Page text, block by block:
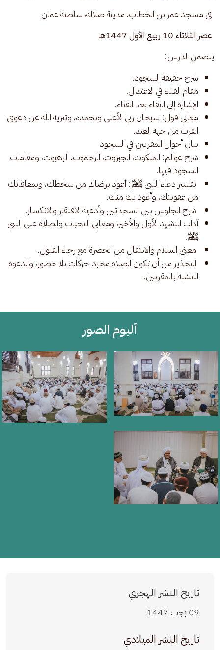
في مسجد عمر بن الخطاب، مدينة صلالة، سلطنة عمان
عصر الثلاثاء 10 ربيع الأول 1447هـ
يتضمن الدرس:
شرح حقيقة السجود.
مقام الفناء في الاعتدال.
الإشارة إلى البقاء بعد الفناء.
معاني قول: سبحان ربي الأعلى وبحمده، وتنزيه الله عن دعوى
القرب من جهة العبد.
بيان أحوال المقربين في السجود
شرح عوالم: الملكوت، الجبروت، الرحموت، الرهبوت، ومقامات
السجود فيها.
تفسير دعاء النبي ﷺ: أعوذ برضاك من سخطك، وبمعافاتك
من عقوبتك، وأعوذ بك منك.
شرح الجلوس بين السجدتين وأدعية الافتقار والانكسار.
آداب التشهد الأول والأخير، ومعاني التحيات والصلاة على النبي
ﷺ.
معنى السلام والانتقال من الحضرة مع رجاء القبول.
التحذير من أن تكون الصلاة مجرد حركات بلا حضور، والدعوة
للتشبه بالمقربين.
ألبوم الصور
تاريخ النشر الهجري
09 رَجب 1447
تاريخ النشر الميلادي